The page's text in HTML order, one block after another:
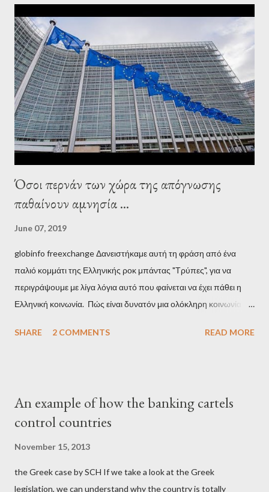
interview, Varoufakis claims that he had no idea what Soros
wanted to talk about. As Varoufakis also writes in his book
Adults in the Room: My Battle with Europe's Deep
Establishment, for years he has been falsely portrayed by the
pro-troika establishment and the anti-Semitic Right as Soros’s
stooge in Greece. Yet, Soros’s message to the Greek prime
minister, Alexis Tsipras, came as a perverse vindication. ‘ Fire...
Όσοι περνάν των χώρα της απόγνωσης
παθαίνουν αμνησία ...
June 07, 2019
globinfo freexchange Δανειστήκαμε αυτή τη φράση από ένα
παλιό κομμάτι της Ελληνικής ροκ μπάντας "Τρύπες", για να
περιγράψουμε με λίγα λόγια αυτό που φαίνεται να έχει πάθει η
Ελληνική κοινωνία. Πώς είναι δυνατόν μια ολόκληρη κοινωνία να
σύστημα των κρατικοδίαιτων 'ημέτερων' και της
κοινωνία να ετοιμάζεται να ξαναφέρει στην εξουσία ένα κομμάτι
αυτού του άθλιου πολιτικού κατεστημένου, με την επιστροφή
βάρβαρων νεοφιλελεύθερων πολιτικών και σκληρής λιτότητας
και που ανάγκασε τη χώρα να διαβεί τον εφιαλτικό μονόδρομο
SHARE 2 COMMENTS READ MORE
An example of how the banking cartels
control countries
November 15, 2013
the Greek case by SCH If we take a look at the Greek
legislation, we can understand why the country is totally